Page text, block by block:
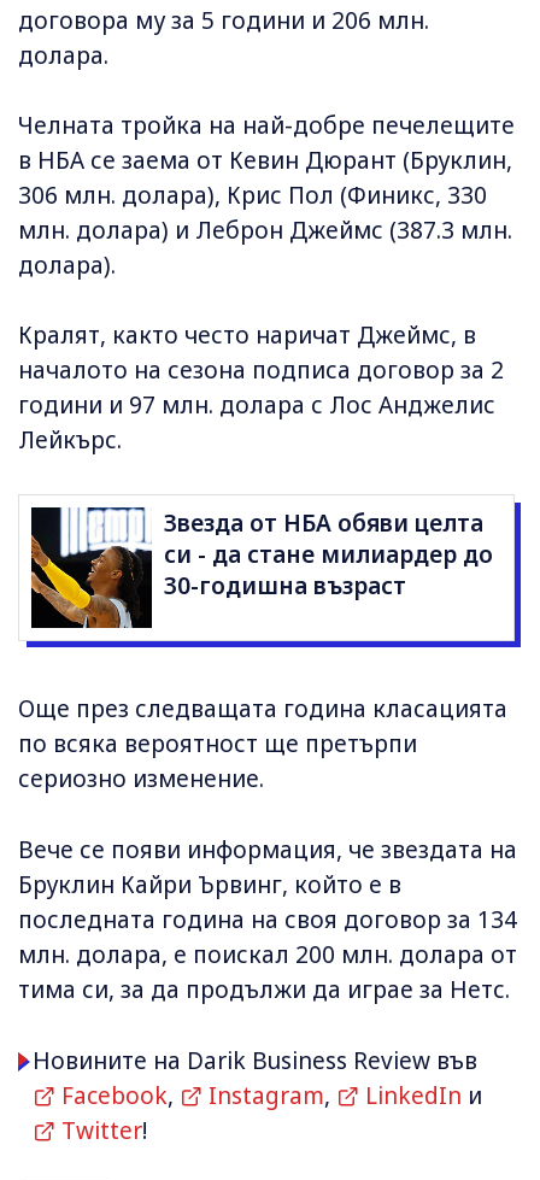
договора му за 5 години и 206 млн.
долара.
Челната тройка на най-добре печелещите
в НБА се заема от Кевин Дюрант (Бруклин,
306 млн. долара), Крис Пол (Финикс, 330
млн. долара) и Леброн Джеймс (387.3 млн.
долара).
Кралят, както често наричат Джеймс, в
началото на сезона подписа договор за 2
години и 97 млн. долара с Лос Анджелис
Лейкърс.
Звезда от НБА обяви целта
си - да стане милиардер до
30-годишна възраст
Още през следващата година класацията
по всяка вероятност ще претърпи
сериозно изменение.
Вече се появи информация, че звездата на
Бруклин Кайри Ървинг, който е в
последната година на своя договор за 134
млн. долара, е поискал 200 млн. долара от
тима си, за да продължи да играе за Нетс.
Новините на Darik Business Review във
Facebook, Instagram, LinkedIn и
Twitter!